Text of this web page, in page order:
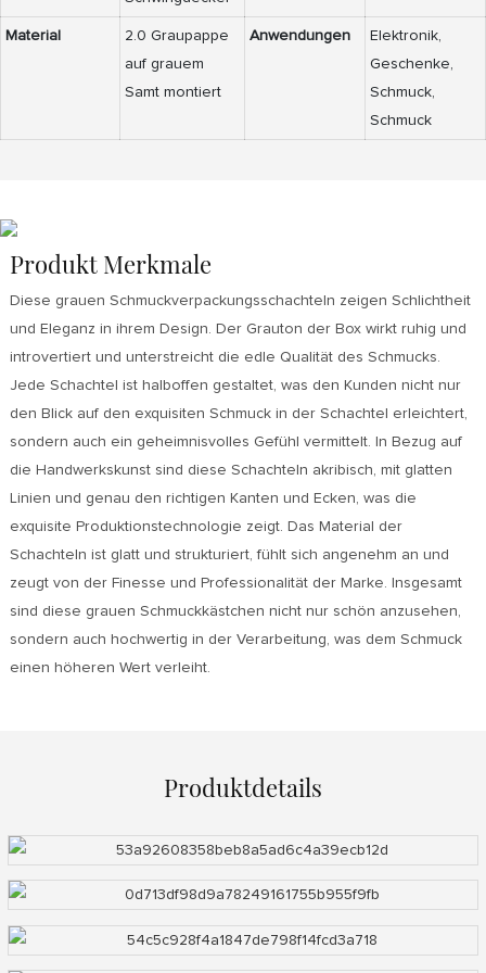
Material
2.0 Graupappe
auf grauem
Samt montiert
Anwendungen
Elektronik,
Geschenke,
Schmuck,
Schmuck
Produkt Merkmale
Diese grauen Schmuckverpackungsschachteln zeigen Schlichtheit
und Eleganz in ihrem Design. Der Grauton der Box wirkt ruhig und
introvertiert und unterstreicht die edle Qualität des Schmucks.
Jede Schachtel ist halboffen gestaltet, was den Kunden nicht nur
den Blick auf den exquisiten Schmuck in der Schachtel erleichtert,
sondern auch ein geheimnisvolles Gefühl vermittelt. In Bezug auf
die Handwerkskunst sind diese Schachteln akribisch, mit glatten
Linien und genau den richtigen Kanten und Ecken, was die
exquisite Produktionstechnologie zeigt. Das Material der
Schachteln ist glatt und strukturiert, fühlt sich angenehm an und
zeugt von der Finesse und Professionalität der Marke. Insgesamt
sind diese grauen Schmuckkästchen nicht nur schön anzusehen,
sondern auch hochwertig in der Verarbeitung, was dem Schmuck
einen höheren Wert verleiht.
Produktdetails